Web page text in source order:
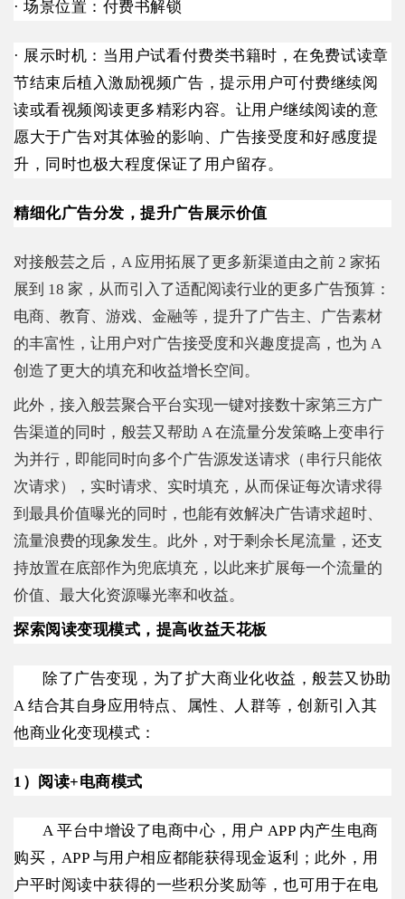
· 场景位置：付费书解锁
· 展示时机：当用户试看付费类书籍时，在免费试读章
节结束后植入激励视频广告，提示用户可付费继续阅
读或看视频阅读更多精彩内容。让用户继续阅读的意
愿大于广告对其体验的影响、广告接受度和好感度提
升，同时也极大程度保证了用户留存。
精细化广告分发，提升广告展示价值
对接般芸之后，A 应用拓展了更多新渠道由之前 2 家拓
展到 18 家，从而引入了适配阅读行业的更多广告预算：
电商、教育、游戏、金融等，提升了广告主、广告素材
的丰富性，让用户对广告接受度和兴趣度提高，也为 A
创造了更大的填充和收益增长空间。
此外，接入般芸聚合平台实现一键对接数十家第三方广
告渠道的同时，般芸又帮助 A 在流量分发策略上变串行
为并行，即能同时向多个广告源发送请求（串行只能依
次请求），实时请求、实时填充，从而保证每次请求得
到最具价值曝光的同时，也能有效解决广告请求超时、
流量浪费的现象发生。此外，对于剩余长尾流量，还支
持放置在底部作为兜底填充，以此来扩展每一个流量的
价值、最大化资源曝光率和收益。
探索阅读变现模式，提高收益天花板
除了广告变现，为了扩大商业化收益，般芸又协助
A 结合其自身应用特点、属性、人群等，创新引入其
他商业化变现模式：
1）阅读+电商模式
A 平台中增设了电商中心，用户 APP 内产生电商
购买，APP 与用户相应都能获得现金返利；此外，用
户平时阅读中获得的一些积分奖励等，也可用于在电